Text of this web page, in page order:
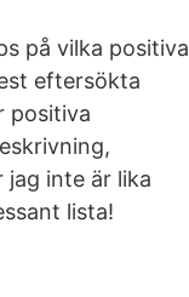
på vilka positiva
eftersökta
positiva
inte är lika
lista!